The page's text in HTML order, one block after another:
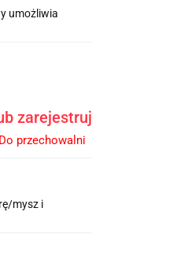
umożliwia
zarejestruj
Do przechowalni
mysz i